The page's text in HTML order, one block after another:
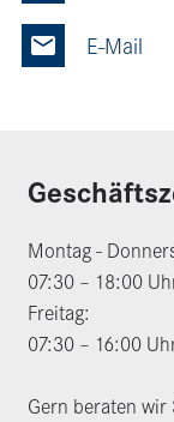
Montag -
07:30 – 18:00
Freitag:
07:30 – 16:00
Gern beraten wir